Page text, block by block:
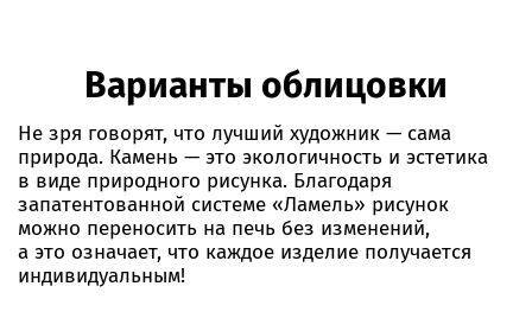
Варианты облицовки
Не зря говорят, что лучший художник — сама
природа. Камень — это экологичность и эстетика
в виде природного рисунка. Благодаря
запатентованной системе «Ламель» рисунок
можно переносить на печь без изменений,
а это означает, что каждое изделие получается
индивидуальным!